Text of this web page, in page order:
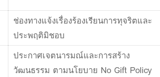
ช่องทางแจ้งเรื่องร้องเรียนการทุจริตและ
ประพฤติมิชอบ
ประกาศเจตนารมณ์และการสร้าง
วัฒนธรรม ตามนโยบาย No Gift Policy